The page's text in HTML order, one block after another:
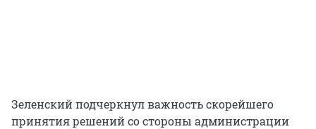
Зеленский подчеркнул важность скорейшего
принятия решений со стороны администрации